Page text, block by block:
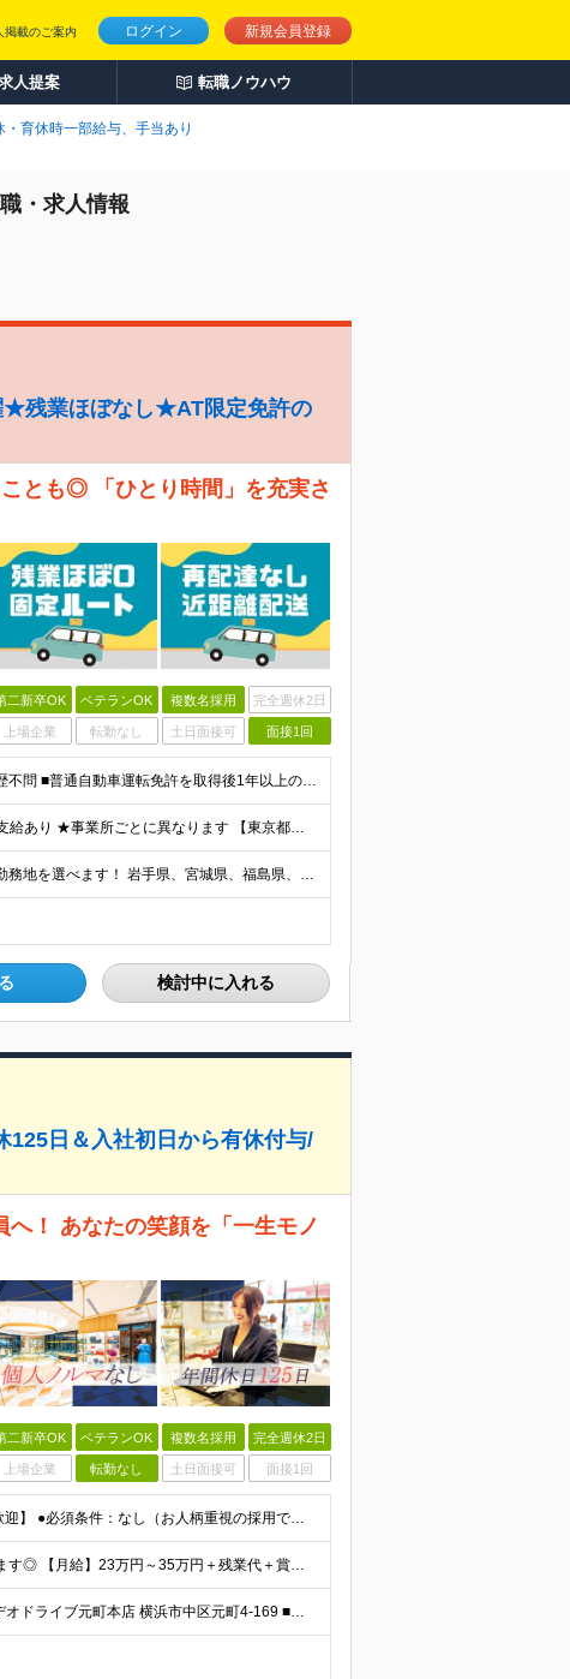
ログイン 新規会員登録
掲載のご案内
人提案 転職ノウハウ
・育休時一部給与、手当あり
・求人情報
残業ほぼなし★AT限定免許の
とも◎ 「ひとり時間」を充実さ
二新卒OK ベテランOK 複数名採用 完全週休2日
上場企業 転勤なし 土日面接可 面接1回
＼職歴不問！人柄重視の採用！未経験OK◎／ ■学歴不問 ■普通自動車運転免許を取得後1年以上の方（AT限定可） ※一部勤務地で「2017年3月12日以降の取得者は要準中型免許」 ■44歳以下(※例外
★賞与年2回支給 ★結婚/出産/入学祝金、お見舞金支給あり ★事業所ごとに異なります 【東京都】 月給284,000円～298,540円 【神奈川県/千葉県】 月給284,000円 【埼玉県】 月給2
★全国の拠点で募集中！ ★自宅近くなど、希望の勤務地を選べます！ 岩手県、宮城県、福島県、新潟県、栃木県、茨城県、埼玉県、千葉県、東京都、神奈川県、山梨県、長野県、静岡県、滋賀県、兵庫県、岡山県、広
検討中に入れる
125日＆入社初日から有休付与/
！ あなたの笑顔を「一生モノ
二新卒OK ベテランOK 複数名採用 完全週休2日
上場企業 転勤なし 土日面接可 面接1回
【学歴・経験不問！正社員デビュー・第二新卒大歓迎】 ●必須条件：なし（お人柄重視の採用です！） ＼★こんな方にぴったり★／ ◎人と話すこと、接客が好きな方 ◎新しい知識（ブランド知識など）を学ぶこと
★みなし残業代なし！ ★残業代は全額支給いたします◎ 【月給】23万円～35万円＋残業代＋賞与年2回 ※経験・年齢・能力などを考慮の上、決定します。 ※残業代は1分単位で全額支給します。 ※試用期間
＼転居を伴う転勤基本なし！／ 【神奈川県】 ■ロデオドライブ元町本店 横浜市中区元町4-169 ■ロデオドライブ横浜関内店 横浜市中区羽衣町1-2-8 銀泉関内ビル1-3F ■ロデオドライブ T